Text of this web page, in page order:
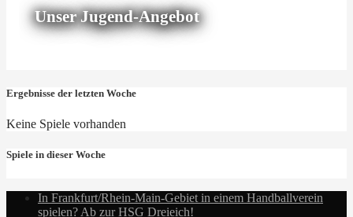
Unser Jugend-Angebot
Ergebnisse der letzten Woche
Keine Spiele vorhanden
Spiele in dieser Woche
In Frankfurt/Rhein-Main-Gebiet in einem Handballverein
spielen? Ab zur HSG Dreieich!